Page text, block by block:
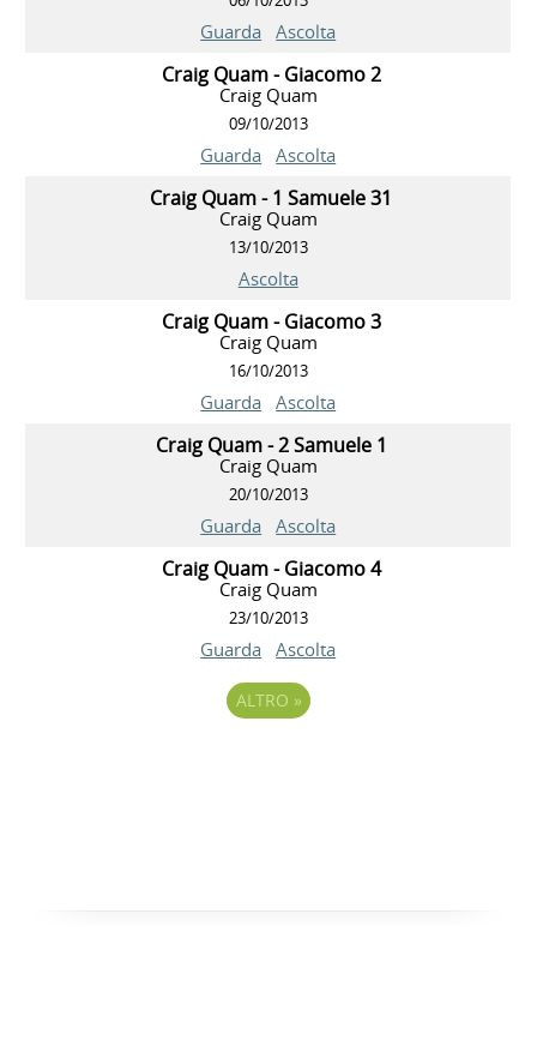
Guarda Ascolta
Craig Quam - Giacomo 2
Craig Quam
09/10/2013
Guarda Ascolta
Craig Quam - 1 Samuele 31
Craig Quam
13/10/2013
Ascolta
Craig Quam - Giacomo 3
Craig Quam
16/10/2013
Guarda Ascolta
Craig Quam - 2 Samuele 1
Craig Quam
20/10/2013
Guarda Ascolta
Craig Quam - Giacomo 4
Craig Quam
23/10/2013
Guarda Ascolta
ALTRO »